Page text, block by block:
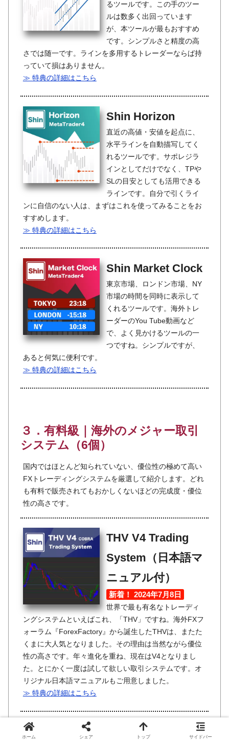
るツールです。この手のツー
ルは数多く出回っています
が、本ツールが最もおすすめ
です。シンプルさと精度の高
さでは随一です。ラインを多用するトレーダーならば持
っていて損はありません。
≫ 特典の詳細はこちら
Shin Horizon
直近の高値・安値を起点に、
水平ラインを自動描写してく
れるツールです。サポレジラ
インとしてだけでなく、TPや
SLの目安としても活用できる
ラインです。自分で引くライ
ンに自信のない人は、まずはこれを使ってみることをお
すすめします。
≫ 特典の詳細はこちら
Shin Market Clock
東京市場、ロンドン市場、NY
市場の時間を同時に表示して
くれるツールです。海外トレ
ーダーのYou Tube動画など
で、よく見かけるツールの一
つですね。シンプルですが、
あると何気に便利です。
≫ 特典の詳細はこちら
３．有料級｜海外のメジャー取引
システム（6個）
国内ではほとんど知られていない、優位性の極めて高い
FXトレーディングシステムを厳選して紹介します。どれ
も有料で販売されてもおかしくないほどの完成度・優位
性の高さです。
THV V4 Trading
System（日本語マ
ニュアル付）
新着！ 2024年7月8日
世界で最も有名なトレーディ
ングシステムといえばこれ、「THV」ですね。海外FXフ
ォーラム『ForexFactory』から誕生したTHVは、またた
くまに大人気となりました。その理由は当然ながら優位
性の高さです。年々進化を重ね、現在はV4となりまし
た。とにかく一度は試して欲しい取引システムです。オ
リジナル日本語マニュアルもご用意しました。
≫ 特典の詳細はこちら
XARDFX Trading
ホーム シェア トップ サイドバー